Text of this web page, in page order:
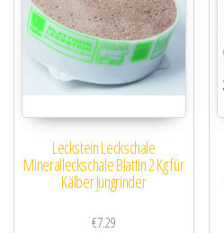
Leckstein Leckschale
Mineralleckschale Blattin 2 Kg für
Kälber Jungrinder
€7.29